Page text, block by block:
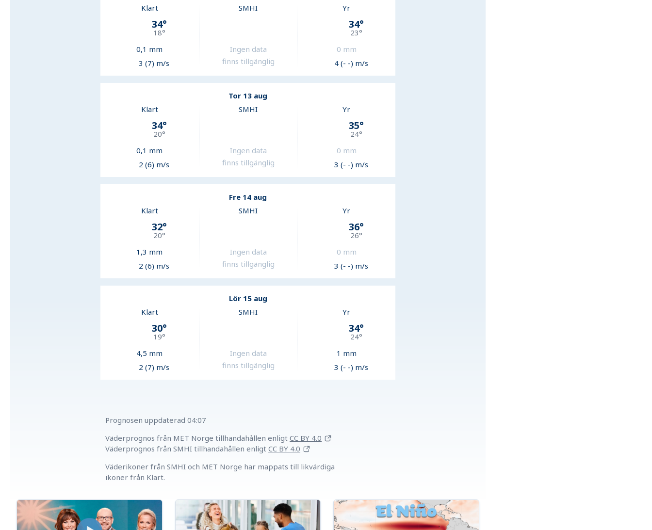
Klart
34°
18°
0,1 mm
3 (7) m/s
SMHI
Ingen data
finns tillgänglig
Yr
34°
23°
0 mm
4 (- -) m/s
Tor 13 aug
Klart
34°
20°
0,1 mm
2 (6) m/s
SMHI
Ingen data
finns tillgänglig
Yr
35°
24°
0 mm
3 (- -) m/s
Fre 14 aug
Klart
32°
20°
1,3 mm
2 (6) m/s
SMHI
Ingen data
finns tillgänglig
Yr
36°
26°
0 mm
3 (- -) m/s
Lör 15 aug
Klart
30°
19°
4,5 mm
2 (7) m/s
SMHI
Ingen data
finns tillgänglig
Yr
34°
24°
1 mm
3 (- -) m/s
Prognosen uppdaterad 04:07
Väderprognos från MET Norge tillhandahållen enligt CC BY 4.0
Väderprognos från SMHI tillhandahållen enligt CC BY 4.0
Väderikoner från SMHI och MET Norge har mappats till likvärdiga
ikoner från Klart.